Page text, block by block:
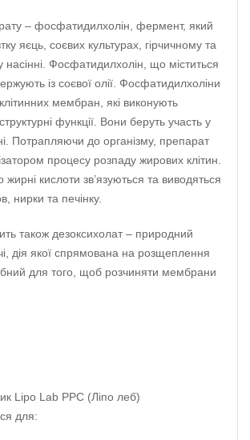
– фосфатидилхолін, фермент, який
яєць, соєвих культурах, гірчичному та
Фосфатидилхолін, що міститься
із соєвої олії. Фосфатидилхоліни
мембран, які виконують
функції. Вони беруть участь у
Потрапляючи до організму, препарат
процесу розпаду жирових клітин.
жирні кислоти зв’язуються та виводяться
нирки та печінку.
також дезоксихолат – природний
дія якої спрямована на розщеплення
для того, щоб розчиняти мембрани
Lipo Lab PPC (Ліпо леб)
для: